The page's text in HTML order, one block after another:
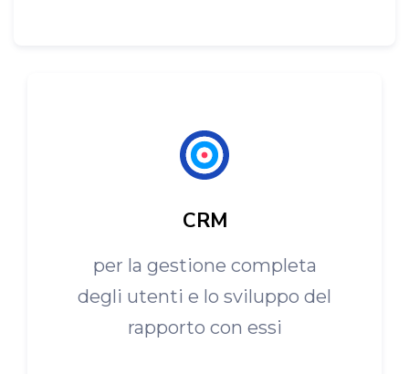
CRM
per la gestione completa
degli utenti e lo sviluppo del
rapporto con essi